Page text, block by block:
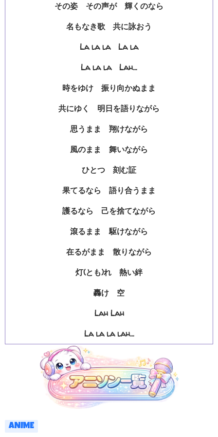
その姿 その声が 輝くのなら
名もなき歌 共に詠おう
La la la La la
La la la Lah…
時をゆけ 振り向かぬまま
共にゆく 明日を語りながら
思うまま 翔けながら
風のまま 舞いながら
ひとつ 刻む証
果てるなら 語り合うまま
護るなら 己を捨てながら
滾るまま 駆けながら
在るがまま 散りながら
灯(とも)れ 熱い絆
轟け 空
Lah Lah
La la la lah…
ANIME